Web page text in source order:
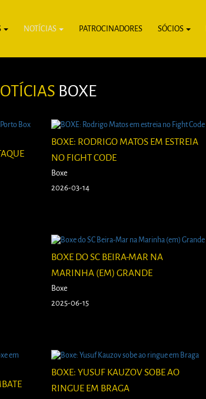
NOTÍCIAS PATROCINADORES SÓCIOS
BOXE
BOXE: RODRIGO MATOS EM ESTREIA
NO FIGHT CODE
Boxe
2026-03-14
BOXE DO SC BEIRA-MAR NA
MARINHA (EM) GRANDE
Boxe
2025-06-15
BOXE: YUSUF KAUZOV SOBE AO
RINGUE EM BRAGA